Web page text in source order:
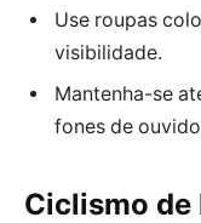
Use roupas
visibilidade.
Mantenha-se
fones de
Ciclismo de